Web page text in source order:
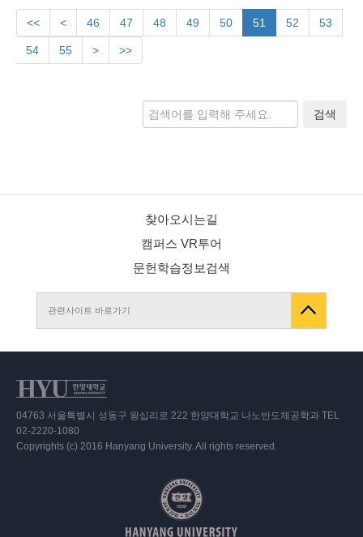
<< < 46 47 48 49 50 51 52 53
54 55 > >>
검색
찾아오시는길
캠퍼스 VR투어
문헌학습정보검색
04763 서울특별시 성동구 왕십리로 222 한양대학교 나노반도체공학과 TEL
02-2220-1080
Copyrights (c) 2016 Hanyang University. All rights reserved.
관련사이트 바로가기